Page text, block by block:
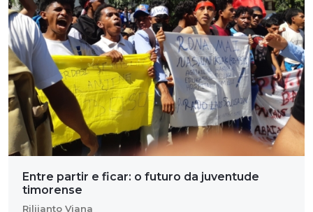
Entre partir e ficar: o futuro da juventude
timorense
Rilijanto Viana